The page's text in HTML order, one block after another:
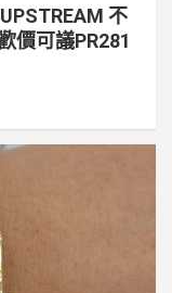
不
價可議PR281